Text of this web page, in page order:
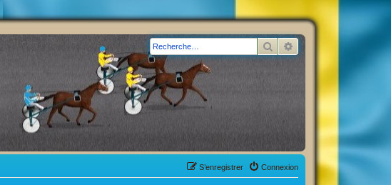
Rechercher
Connexion
S’enregistrer